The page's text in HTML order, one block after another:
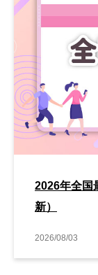
2026年全国
新）
2026/08/03